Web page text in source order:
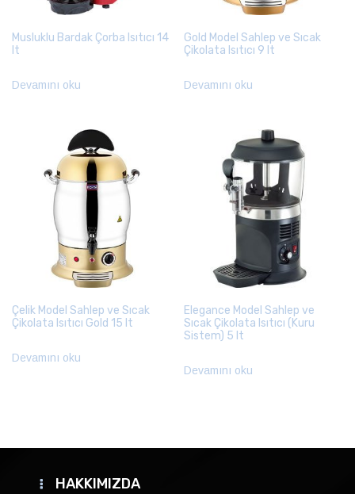
Musluklu Bardak Çorba Isıtıcı 14
lt
Devamını oku
Gold Model Sahlep ve Sıcak
Çikolata Isıtıcı 9 lt
Devamını oku
Çelik Model Sahlep ve Sıcak
Çikolata Isıtıcı Gold 15 lt
Devamını oku
Elegance Model Sahlep ve
Sıcak Çikolata Isıtıcı (Kuru
Sistem) 5 lt
Devamını oku
HAKKIMIZDA